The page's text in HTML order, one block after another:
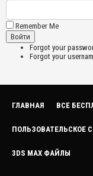
Remember Me
Forgot your
Forgot your
ГЛАВНАЯ ВСЕ
ПОЛЬЗОВАТЕЛЬСКОЕ
3DS MAX ФАЙЛЫ